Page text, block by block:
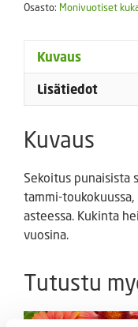
Osasto: Monivuotiset
Kuvaus
Lisätiedot
Kuvaus
Sekoitus punaisista
tammi-
asteessa. Kukinta
vuosina.
Tutustu